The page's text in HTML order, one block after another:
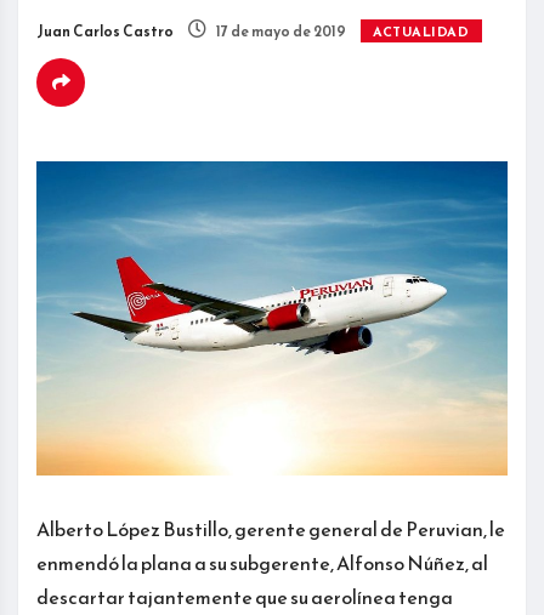
Juan Carlos Castro 17 de mayo de 2019 ACTUALIDAD
Alberto López Bustillo, gerente general de Peruvian, le
enmendó la plana a su subgerente, Alfonso Núñez, al
descartar tajantemente que su aerolínea tenga